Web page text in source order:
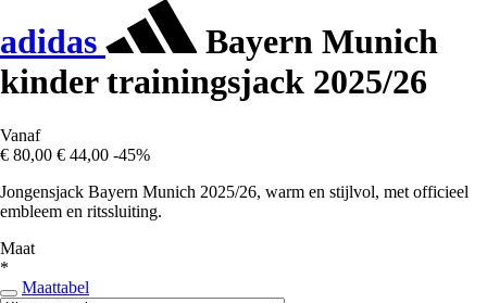
adidas
Bayern Munich
kinder trainingsjack 2025/26
Vanaf
€ 80,00 € 44,00 -45%
Jongensjack Bayern Munich 2025/26, warm en stijlvol, met officieel
embleem en ritssluiting.
Maat
*
Maattabel